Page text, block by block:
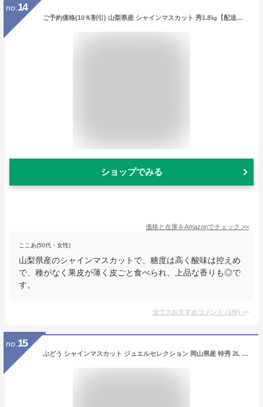
no. 14
ご予約価格(10％割引) 山梨県産 シャインマスカット 秀1.8㎏【配送日は指定できません】
ショップでみる
価格と在庫をAmazonでチェック >>
ここあ(50代・女性)
山梨県産のシャインマスカットで、糖度は高く酸味は控えめ
で、種がなく果皮が薄く皮ごと食べられ、上品な香りも◎で
す。
全てのおすすめコメント (1件) >
no. 15
ぶどう シャインマスカット ジュエルセレクション 岡山県産 特秀 2L 20粒入り 葡萄 ブドウ